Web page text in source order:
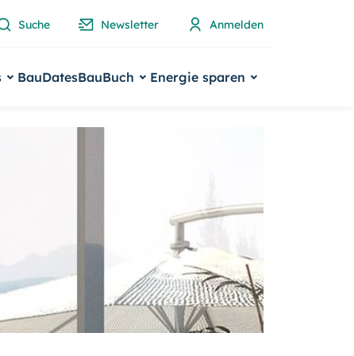
Suche Newsletter Anmelden
BauDatesBauBuch Energie sparen